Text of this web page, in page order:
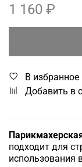
1 160 ₽
В избранное
Добавить в
подходит для
использования